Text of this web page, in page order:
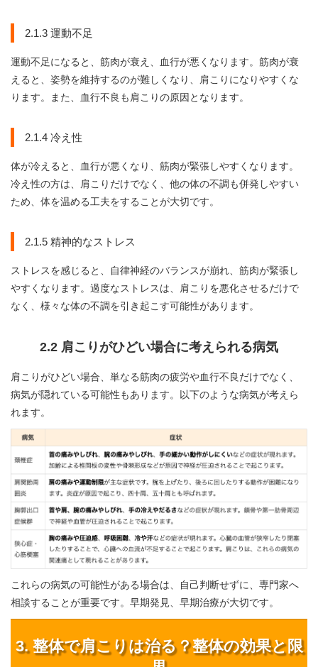
2.1.3 運動不足
運動不足になると、筋肉が衰え、血行が悪くなります。筋肉が衰
えると、姿勢を維持するのが難しくなり、肩こりになりやすくな
ります。また、血行不良も肩こりの原因となります。
2.1.4 冷え性
体が冷えると、血行が悪くなり、筋肉が緊張しやすくなります。
冷え性の方は、肩こりだけでなく、他の体の不調も併発しやすい
ため、体を温める工夫をすることが大切です。
2.1.5 精神的なストレス
ストレスを感じると、自律神経のバランスが崩れ、筋肉が緊張し
やすくなります。過度なストレスは、肩こりを悪化させるだけで
なく、様々な体の不調を引き起こす可能性があります。
2.2 肩こりがひどい場合に考えられる病気
肩こりがひどい場合、単なる筋肉の疲労や血行不良だけでなく、
病気が隠れている可能性もあります。以下のような病気が考えら
れます。
これらの病気の可能性がある場合は、自己判断せずに、専門家へ
相談することが重要です。早期発見、早期治療が大切です。
3. 整体で肩こりは治る？整体の効果と限